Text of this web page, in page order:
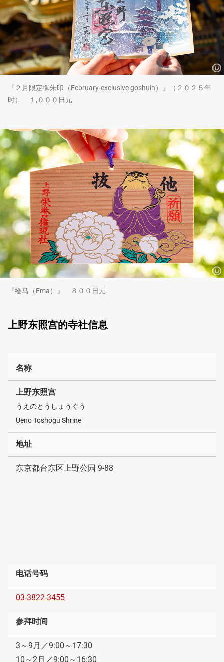
『２月限定御朱印（February-exclusive goshuin）』（２０２５年
时） １,０００日元
『绘马（Ema）』 ８００日元
上野东照宫的寺社信息
名称
上野东照宫
うえのとうしょうぐう
Ueno Toshogu Shrine
地址
东京都台东区上野公园 9-88
电话号码
03-3822-3455
参拜时间
3～9月／9:00～17:30
10～2月／9:00～16:30